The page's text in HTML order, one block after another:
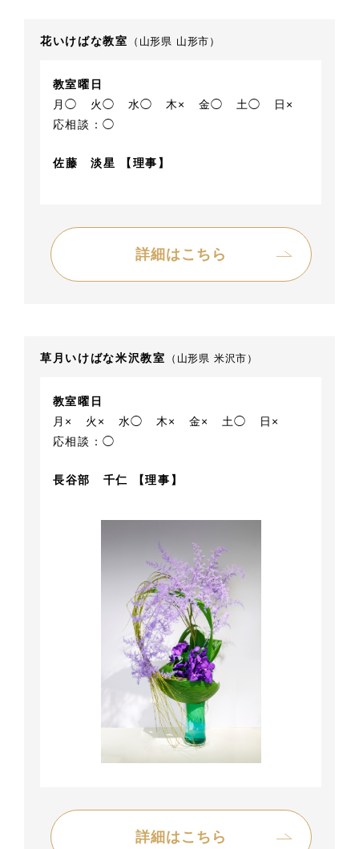
花いけばな教室 （山形県 山形市）
教室曜日
月◯
火◯ 水◯ 木× 金◯ 土◯
日×
応相談：◯
佐藤 淡星 【理事】
詳細はこちら
草月いけばな米沢教室 （山形県 米沢市）
教室曜日
月×
火× 水◯ 木× 金× 土◯
日×
応相談：◯
長谷部 千仁 【理事】
詳細はこちら